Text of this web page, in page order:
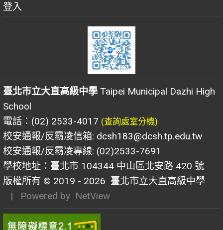
登入
臺北市立大直高級中學 Taipei Municipal Dazhi High
School
電話：(02) 2533-4017 (查詢處室分機)
校安通報/反霸凌信箱: dcsh183@dcsh.tp.edu.tw
校安通報/反霸凌專線: (02)2533-7691
學校地址：臺北市 104344 中山區北安路 420 號
版權所有 © 2019 - 2026 臺北市立大直高級中學
| Powered by NetView